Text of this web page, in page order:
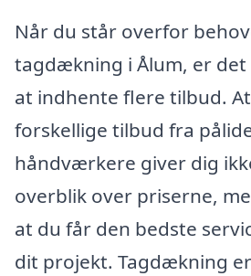
Når du står overfor
tagdækning i Ålum, er det
at indhente flere tilbud.
forskellige tilbud fra
håndværkere giver dig
overblik over priserne,
at du får den bedste
dit projekt. Tagdækning